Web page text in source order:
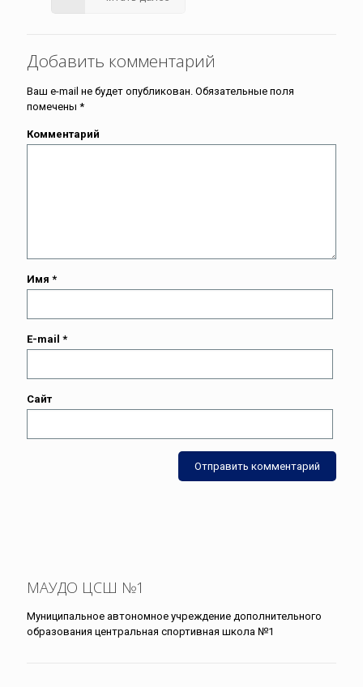
Добавить комментарий
Ваш e-mail не будет опубликован. Обязательные поля
помечены *
Комментарий
Имя *
E-mail *
Сайт
МАУДО ЦСШ №1
Муниципальное автономное учреждение дополнительного
образования центральная спортивная школа №1